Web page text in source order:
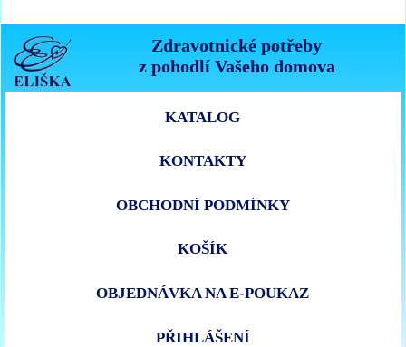
Zdravotnické potřeby
z pohodlí Vašeho domova
KATALOG
KONTAKTY
OBCHODNÍ PODMÍNKY
KOŠÍK
OBJEDNÁVKA NA E-POUKAZ
PŘIHLÁŠENÍ